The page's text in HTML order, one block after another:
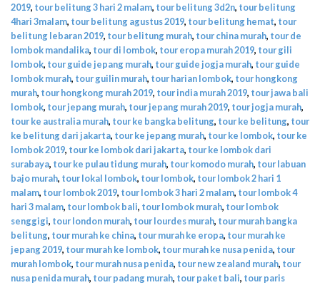
2019, tour belitung 3 hari 2 malam, tour belitung 3d2n, tour belitung
4hari 3malam, tour belitung agustus 2019, tour belitung hemat, tour
belitung lebaran 2019, tour belitung murah, tour china murah, tour de
lombok mandalika, tour di lombok, tour eropa murah 2019, tour gili
lombok, tour guide jepang murah, tour guide jogja murah, tour guide
lombok murah, tour guilin murah, tour harian lombok, tour hongkong
murah, tour hongkong murah 2019, tour india murah 2019, tour jawa bali
lombok, tour jepang murah, tour jepang murah 2019, tour jogja murah,
tour ke australia murah, tour ke bangka belitung, tour ke belitung, tour
ke belitung dari jakarta, tour ke jepang murah, tour ke lombok, tour ke
lombok 2019, tour ke lombok dari jakarta, tour ke lombok dari
surabaya, tour ke pulau tidung murah, tour komodo murah, tour labuan
bajo murah, tour lokal lombok, tour lombok, tour lombok 2 hari 1
malam, tour lombok 2019, tour lombok 3 hari 2 malam, tour lombok 4
hari 3 malam, tour lombok bali, tour lombok murah, tour lombok
senggigi, tour london murah, tour lourdes murah, tour murah bangka
belitung, tour murah ke china, tour murah ke eropa, tour murah ke
jepang 2019, tour murah ke lombok, tour murah ke nusa penida, tour
murah lombok, tour murah nusa penida, tour new zealand murah, tour
nusa penida murah, tour padang murah, tour paket bali, tour paris